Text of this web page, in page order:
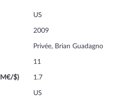
US
2009
Privée, Brian Guadagno
11
M€/$) 1.7
US